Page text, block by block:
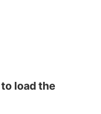
load the